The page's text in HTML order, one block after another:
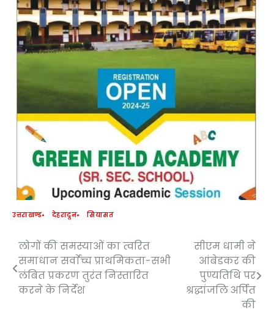
उत्तराखण्ड देहरादून सियासत
Post
navigation
लोगों की समस्याओं का त्वरित
समाधान सर्वाेच्च प्राथमिकता-सभी
लंबित प्रकरण तुरंत निस्तारित
करने के निर्देश
सीएम धामी ने
आंबेडकर की
पुण्यतिथि पर
श्रद्धांजलि अर्पित
की